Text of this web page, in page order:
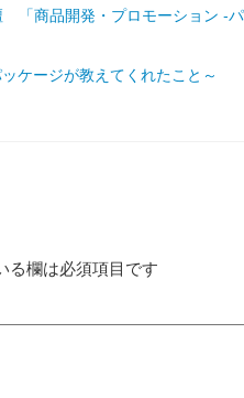
商品開発・プロモーション ‐パ
ケージが教えてくれたこと～
る欄は必須項目です